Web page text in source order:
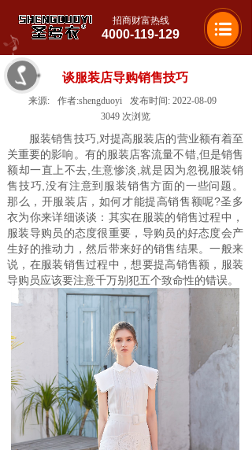
谈服装店导购销售技巧
来源: 作者:shengduoyi 发布时间: 2022-08-09
3049 次浏览
服装销售技巧,对提高服装店的营业额有着至
关重要的影响。有的服装店客流量不错,但是销售
额却一直上不去,生意惨淡,就是因为忽视服装销
售技巧,没有注意到服装销售方面的一些问题。
那么，开服装店，如何才能提高销售额呢?圣多
衣为你来详细谈谈：其实在服装的销售过程中，
服装导购员的态度很重要，导购员的好态度会产
生好的推动力，然后带来好的销售结果。一般来
说，在服装销售过程中，想要提高销售额，服装
导购员应该要注意千万别犯五个致命性的错误。
招商财富热线
4000-119-129